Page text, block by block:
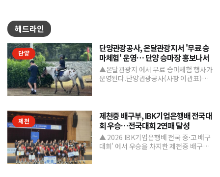
헤드라인
단양
단양관광공사, 온달관광지서 '무료 승
마체험' 운영… 단양 승마장 홍보나서
▲온달관광지 에서 무료 승마체험 행사가
운영된다.단양관광공사(사장 이관표)가
제천
제천중 배구부, IBK기업은행배 전국대
회 우승…전국대회 2연패 달성
▲ 2026 IBK기업은행배 전국 중·고 배구
대회' 에서 우승을 차지한 제천중 배구부.